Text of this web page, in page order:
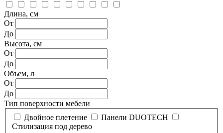
Длина, см
От
До
Высота, см
От
До
Объем, л
От
До
Тип поверхности мебели
Двойное плетение
Панели DUOTECH
Стилизация под дерево